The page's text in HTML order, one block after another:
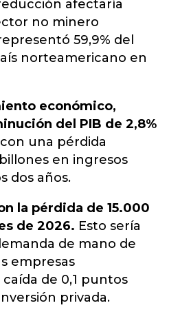
afectaría
no minero
59,9% del
norteamericano en
económico,
del PIB de 2,8%
una pérdida
en ingresos
dos años.
la pérdida de 15.000
de 2026. Esto sería
de mano de
empresas
de 0,1 puntos
privada.